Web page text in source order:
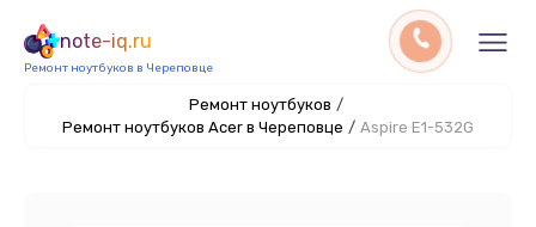
note-iq.ru
Ремонт ноутбуков в Череповце
Ремонт ноутбуков /
Ремонт ноутбуков Acer в Череповце / Aspire E1-532G